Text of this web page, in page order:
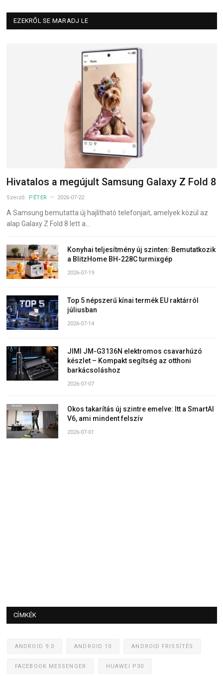
EZEKRŐL SE MARADJ LE
Hivatalos a megújult Samsung Galaxy Z Fold 8
Szerző: PÉTER 2026-07-22
A Samsung bemutatta új hajlítható telefonjait, amelyek közül az
alap Galaxy Z Fold 8 lett a…
Konyhai teljesítmény új szinten: Bemutatkozik
a BlitzHome BH-228C turmixgép
2026-07-19
Top 5 népszerű kínai termék EU raktárról
júliusban
2026-07-14
JIMI JM-G3136N elektromos csavarhúzó
készlet – Kompakt segítség az otthoni
barkácsoláshoz
2026-07-07
Okos takarítás új szintre emelve: Itt a SmartAI
V6, ami mindent felszív
2026-07-01
CÍMKÉK
ANDROID 9.0 ANDROID 10 ANDROID FRISSÍTÉS
FACEBOOK MESSENGER HUAWEI P30